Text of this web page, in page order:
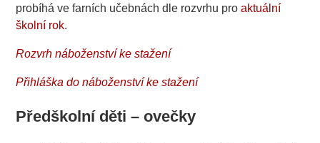
probíhá ve farních učebnách dle rozvrhu proaktuální
školní rok.
Rozvrh náboženství ke stažení
Přihláška do náboženství ke stažení
Předškolní děti – ovečky